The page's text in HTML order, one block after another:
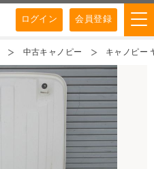
ログイン 会員登録
中古キャノピー キャノピー